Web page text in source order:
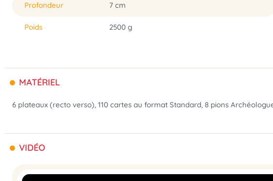
Profondeur 7 cm
Poids 2500 g
MATÉRIEL
6 plateaux (recto verso), 110 cartes au format Standard, 8 pions
VIDÉO